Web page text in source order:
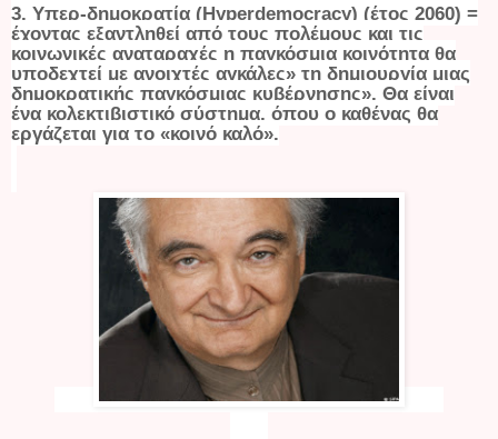
3. Υπερ-δημοκρατία (Hyperdemocracy) (έτος 2060) =
έχοντας εξαντληθεί από τους πολέμους και τις
κοινωνικές αναταραχές η παγκόσμια κοινότητα θα
υποδεχτεί με ανοιχτές αγκάλες» τη δημιουργία μιας
δημοκρατικής παγκόσμιας κυβέρνησης». Θα είναι
ένα κολεκτιβιστικό σύστημα, όπου ο καθένας θα
εργάζεται για το «κοινό καλό».